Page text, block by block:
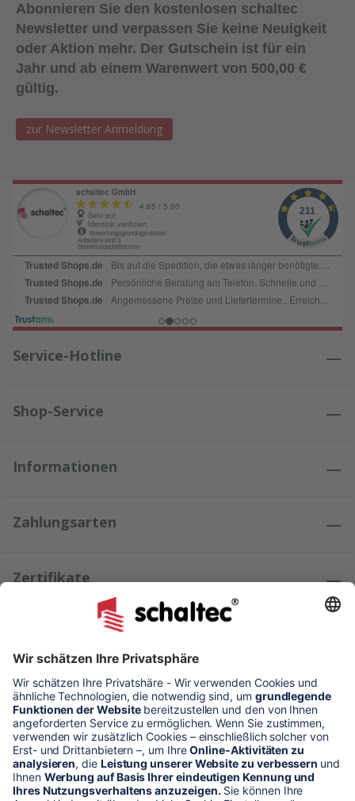
Abonnieren Sie den kostenlosen schaltec
Newsletter und verpassen Sie keine Neuigkeit
oder Aktion mehr. Der Gutschein ist für ein
Jahr und ab einem Warenwert von 500,00 €
gültig.
zur Newsletter Anmeldung
Service-Hotline
Shop-Service
Informationen
Zahlungsarten
Zertifikate
Kundenmeinungen